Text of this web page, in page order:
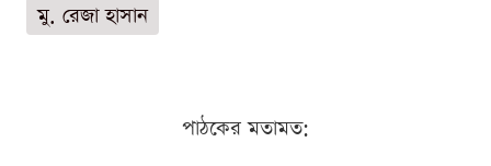
মু. রেজা হাসান
পাঠকের মতামত: